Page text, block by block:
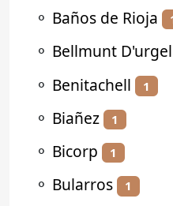
⚬ Baños de Rioja
⚬ Bellmunt
⚬ Benitachell 1
⚬ Biañez 1
⚬ Bicorp 1
⚬ Bularros 1